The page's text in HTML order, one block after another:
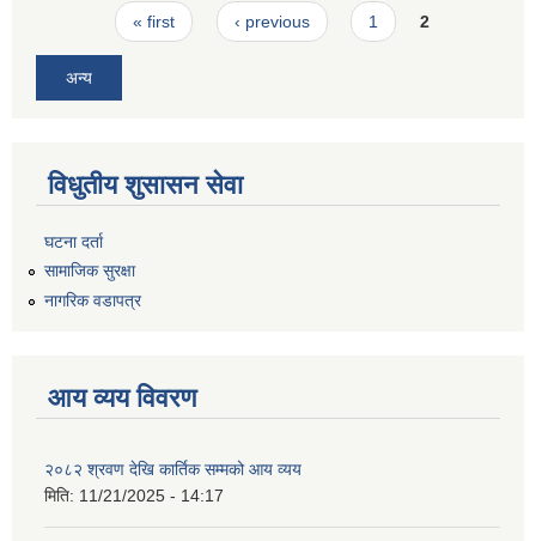
Pages« first ‹ previous 1 2
अन्य
विधुतीय शुसासन सेवा
घटना दर्ता
सामाजिक सुरक्षा
नागरिक वडापत्र
आय व्यय विवरण
२०८२ श्रवण देखि कार्तिक सम्मको आय व्यय
मिति: 11/21/2025 - 14:17